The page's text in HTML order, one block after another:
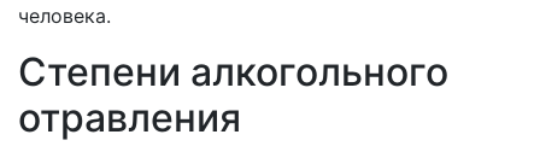
человека.
Степени алкогольного
отравления